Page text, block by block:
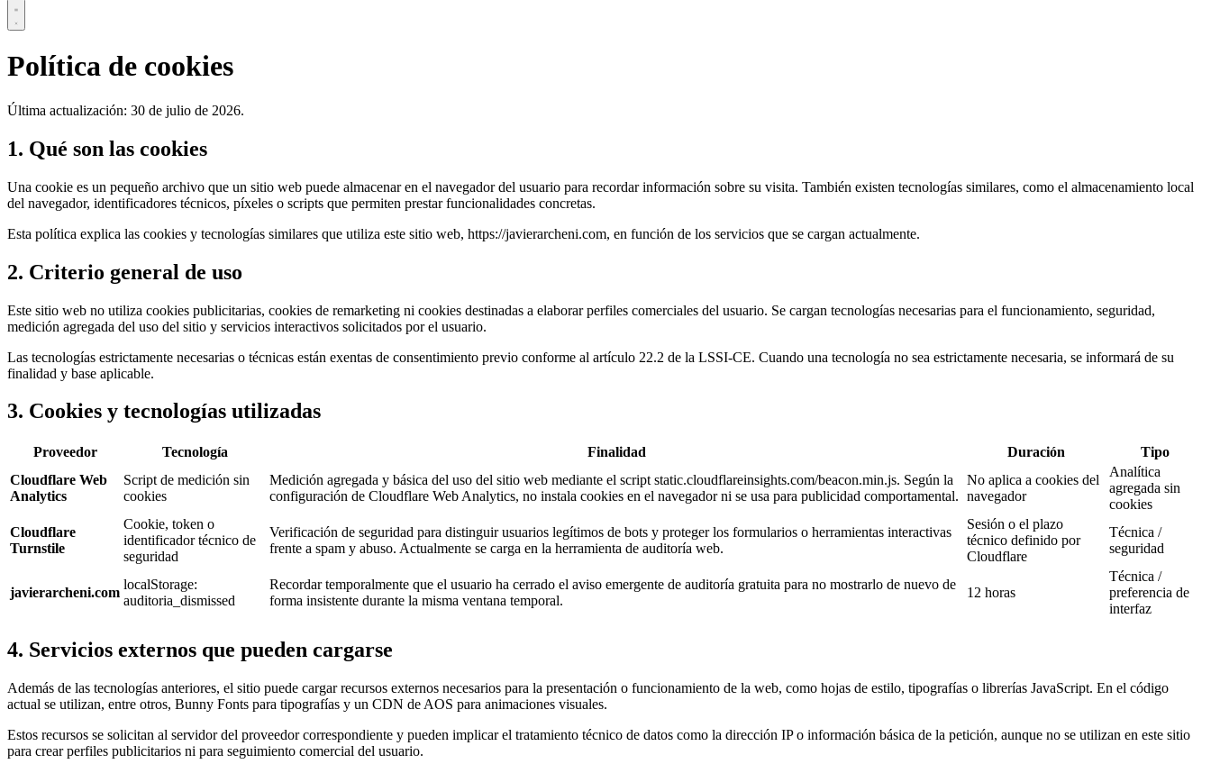
Política de cookies
Última actualización: 30 de julio de 2026.
1. Qué son las cookies
Una cookie es un pequeño archivo que un sitio web puede almacenar en el navegador del usuario para recordar información sobre su visita. También existen tecnologías similares, como el almacenamiento local
del navegador, identificadores técnicos, píxeles o scripts que permiten prestar funcionalidades concretas.
Esta política explica las cookies y tecnologías similares que utiliza este sitio web, https://javierarcheni.com, en función de los servicios que se cargan actualmente.
2. Criterio general de uso
Este sitio web no utiliza cookies publicitarias, cookies de remarketing ni cookies destinadas a elaborar perfiles comerciales del usuario. Se cargan tecnologías necesarias para el funcionamiento, seguridad,
medición agregada del uso del sitio y servicios interactivos solicitados por el usuario.
Las tecnologías estrictamente necesarias o técnicas están exentas de consentimiento previo conforme al artículo 22.2 de la LSSI-CE. Cuando una tecnología no sea estrictamente necesaria, se informará de su
finalidad y base aplicable.
3. Cookies y tecnologías utilizadas
Proveedor Tecnología Finalidad Duración
Tipo
Cloudflare Web
Analytics
Script de medición sin
cookies
Medición agregada y básica del uso del sitio web mediante el script static.cloudflareinsights.com/beacon.min.js. Según la
configuración de Cloudflare Web Analytics, no instala cookies en el navegador ni se usa para publicidad comportamental.
No aplica a cookies del
navegador
Analítica
agregada sin
cookies
Cloudflare
Turnstile
Cookie, token o
identificador técnico de
seguridad
Verificación de seguridad para distinguir usuarios legítimos de bots y proteger los formularios o herramientas interactivas
frente a spam y abuso. Actualmente se carga en la herramienta de auditoría web.
Sesión o el plazo
técnico definido por
Cloudflare
Técnica /
seguridad
javierarcheni.com
localStorage:
auditoria_dismissed
Recordar temporalmente que el usuario ha cerrado el aviso emergente de auditoría gratuita para no mostrarlo de nuevo de
forma insistente durante la misma ventana temporal.
12 horas
Técnica /
preferencia de
interfaz
4. Servicios externos que pueden cargarse
Además de las tecnologías anteriores, el sitio puede cargar recursos externos necesarios para la presentación o funcionamiento de la web, como hojas de estilo, tipografías o librerías JavaScript. En el código
actual se utilizan, entre otros, Bunny Fonts para tipografías y un CDN de AOS para animaciones visuales.
Estos recursos se solicitan al servidor del proveedor correspondiente y pueden implicar el tratamiento técnico de datos como la dirección IP o información básica de la petición, aunque no se utilizan en este sitio
para crear perfiles publicitarios ni para seguimiento comercial del usuario.